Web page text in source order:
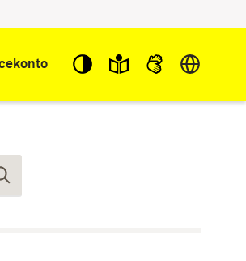
Sprache
Suchen